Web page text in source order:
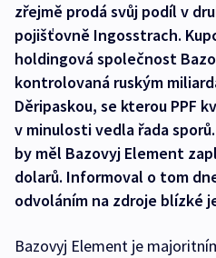
zřejmě prodá svůj podíl v
pojišťovně Ingosstrach.
holdingová společnost
kontrolovaná ruským
Děripaskou, se kterou PPF
v minulosti vedla řada
by měl Bazovyj Element
dolarů. Informoval o tom
odvoláním na zdroje blízké
Bazovyj Element je